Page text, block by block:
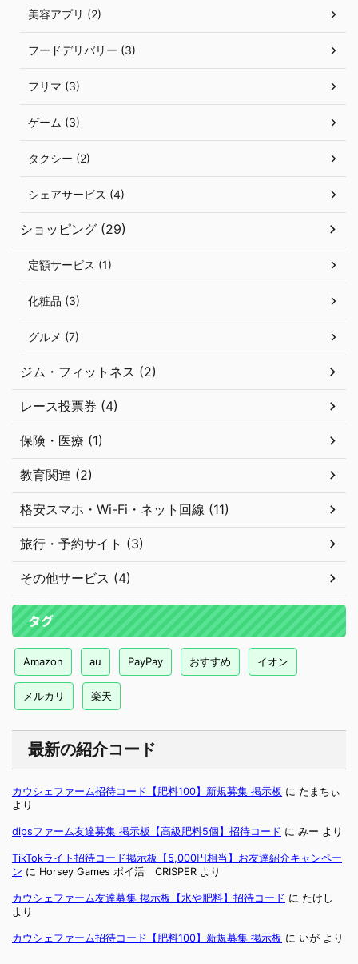
美容アプリ (2)
フードデリバリー (3)
フリマ (3)
ゲーム (3)
タクシー (2)
シェアサービス (4)
ショッピング (29)
定額サービス (1)
化粧品 (3)
グルメ (7)
ジム・フィットネス (2)
レース投票券 (4)
保険・医療 (1)
教育関連 (2)
格安スマホ・Wi-Fi・ネット回線 (11)
旅行・予約サイト (3)
その他サービス (4)
タグ
Amazon au PayPay おすすめ イオン
メルカリ 楽天
最新の紹介コード
カウシェファーム招待コード【肥料100】新規募集 掲示板 に たまちぃ
より
dipsファーム友達募集 掲示板【高級肥料5個】招待コード に みー より
TikTokライト招待コード掲示板【5,000円相当】お友達紹介キャンペー
ン に Horsey Games ポイ活 CRISPER より
カウシェファーム友達募集 掲示板【水や肥料】招待コード に たけし
より
カウシェファーム招待コード【肥料100】新規募集 掲示板 に いが より